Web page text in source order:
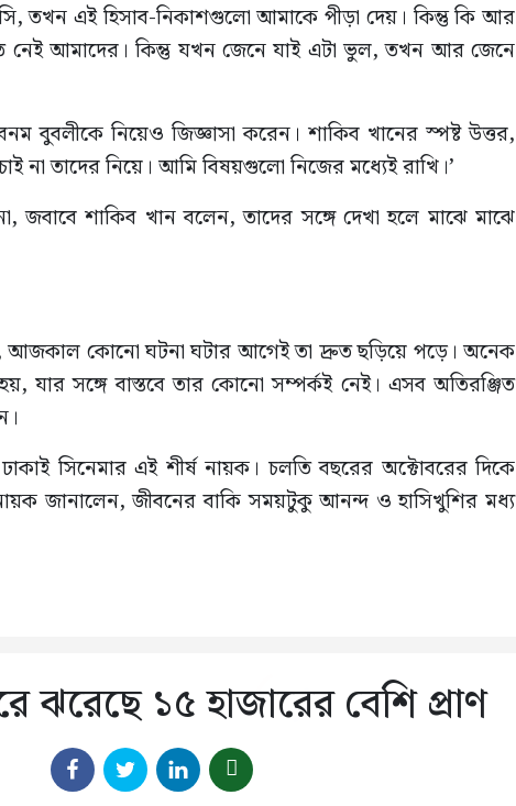
তখন এই হিসাব-নিকাশগুলো আমাকে পীড়া দেয়। কিন্তু কি আর
নেই আমাদের। কিন্তু যখন জেনে যাই এটা ভুল, তখন আর জেনে
বুবলীকে নিয়েও জিজ্ঞাসা করেন। শাকিব খানের স্পষ্ট উত্তর,
না তাদের নিয়ে। আমি বিষয়গুলো নিজের মধ্যেই রাখি।’
শাকিব খান বলেন, তাদের সঙ্গে দেখা হলে মাঝে মাঝে
আজকাল কোনো ঘটনা ঘটার আগেই তা দ্রুত ছড়িয়ে পড়ে। অনেক
সঙ্গে বাস্তবে তার কোনো সম্পর্কই নেই। এসব অতিরঞ্জিত
সিনেমার এই শীর্ষ নায়ক। চলতি বছরের অক্টোবরের দিকে
নায়ক জানালেন, জীবনের বাকি সময়টুকু আনন্দ ও হাসিখুশির মধ্য
ঝরেছে ১৫ হাজারের বেশি প্রাণ